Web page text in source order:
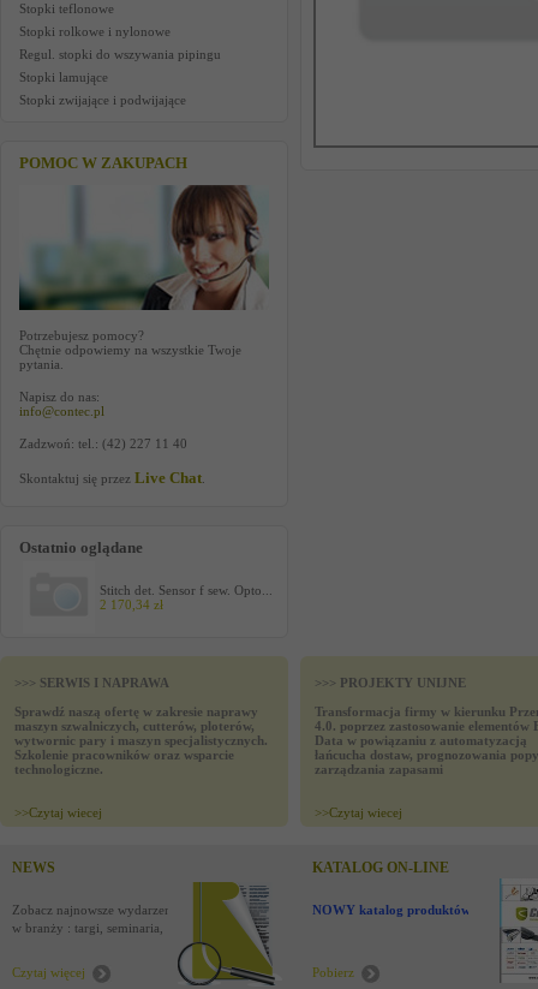
Stopki teflonowe
Stopki rolkowe i nylonowe
Regul. stopki do wszywania pipingu
Stopki lamujące
Stopki zwijające i podwijające
POMOC W ZAKUPACH
Potrzebujesz pomocy?
Chętnie odpowiemy na wszystkie Twoje
pytania.
Napisz do nas:
info@contec.pl
Zadzwoń: tel.: (42) 227 11 40
Skontaktuj się przez Live Chat
Ostatnio oglądane
Stitch det. Sensor f sew. Opto...
2 170,34 zł
>>> SERWIS I NAPRAWA
Sprawdź naszą ofertę w zakresie naprawy
maszyn szwalniczych, cutterów, ploterów,
wytwornic pary i maszyn specjalistycznych.
Szkolenie pracowników oraz wsparcie
technologiczne.
>>Czytaj wiecej
>>> PROJEKTY UNIJNE
Transformacja firmy w kierunku
4.0. poprzez zastosowanie elementów
Data w powiązaniu z automatyzacją
łańcucha dostaw, prognozowania
zarządzania zapasami
>>Czytaj wiecej
NEWS
Zobacz najnowsze wydarzenia
w branży : targi, seminaria,
Czytaj więcej
KATALOG ON-LINE
NOWY katalog produktów !
Pobierz